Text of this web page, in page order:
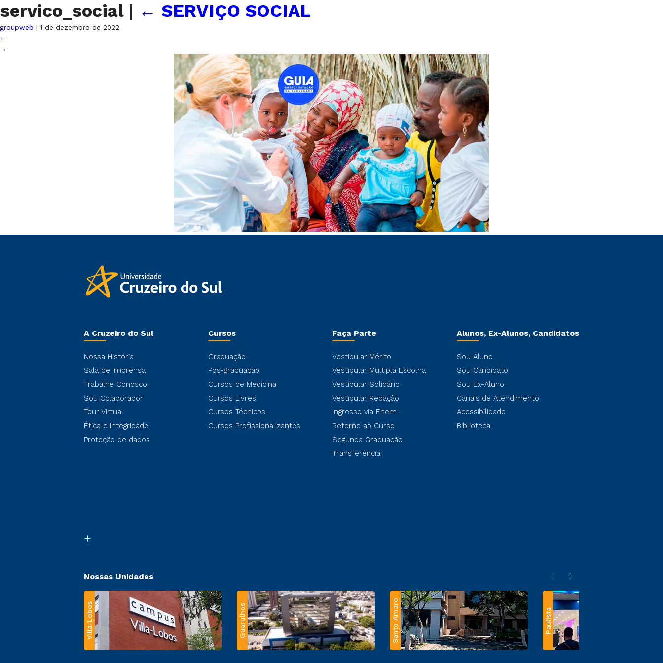
servico_social | ← SERVIÇO SOCIAL
groupweb | 1 de dezembro de 2022
←
→
A Cruzeiro do Sul
Nossa História
Sala de Imprensa
Trabalhe Conosco
Sou Colaborador
Tour Virtual
Ética e Integridade
Proteção de dados
Cursos
Graduação
Pós-graduação
Cursos de Medicina
Cursos Livres
Cursos Técnicos
Cursos Profissionalizantes
Faça Parte
Vestibular Mérito
Vestibular Múltipla Escolha
Vestibular Solidário
Vestibular Redação
Ingresso via Enem
Retorne ao Curso
Segunda Graduação
Transferência
Alunos, Ex-Alunos, Candidatos
Sou Aluno
Sou Candidato
Sou Ex-Aluno
Canais de Atendimento
Acessibilidade
Biblioteca
Nossas Unidades
Villa-Lobos Guarulhos Santo Amaro Paulista